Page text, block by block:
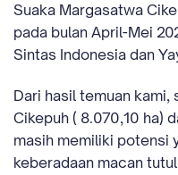
Suaka Margasatwa
pada bulan April-Mei
Sintas Indonesia dan
Dari hasil temuan kami,
Cikepuh ( 8.070,10 ha)
masih memiliki potensi
keberadaan macan